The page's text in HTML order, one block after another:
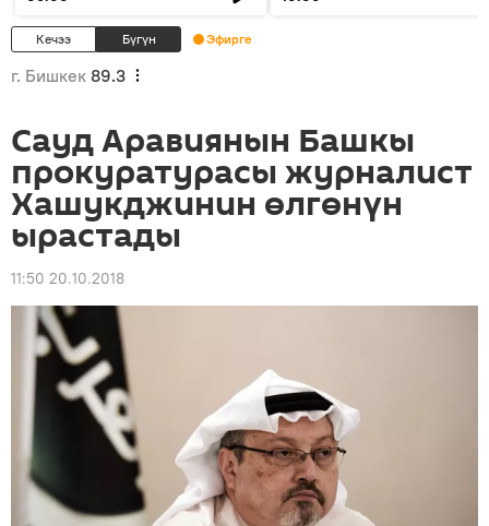
Кечээ Бүгүн Эфирге
г. Бишкек 89.3
Сауд Аравиянын Башкы
прокуратурасы журналист
Хашукджинин өлгөнүн
ырастады
11:50 20.10.2018